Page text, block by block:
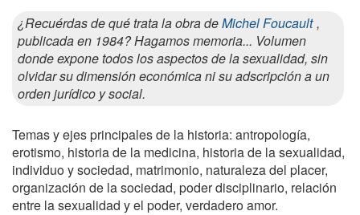
¿Recuérdas de qué trata la obra deMichel Foucault ,
publicada en 1984? Hagamos memoria... Volumen
donde expone todos los aspectos de la sexualidad, sin
olvidar su dimensión económica ni su adscripción a un
orden jurídico y social.
Temas y ejes principales de la historia: antropología,
erotismo, historia de la medicina, historia de la sexualidad,
individuo y sociedad, matrimonio, naturaleza del placer,
organización de la sociedad, poder disciplinario, relación
entre la sexualidad y el poder, verdadero amor.